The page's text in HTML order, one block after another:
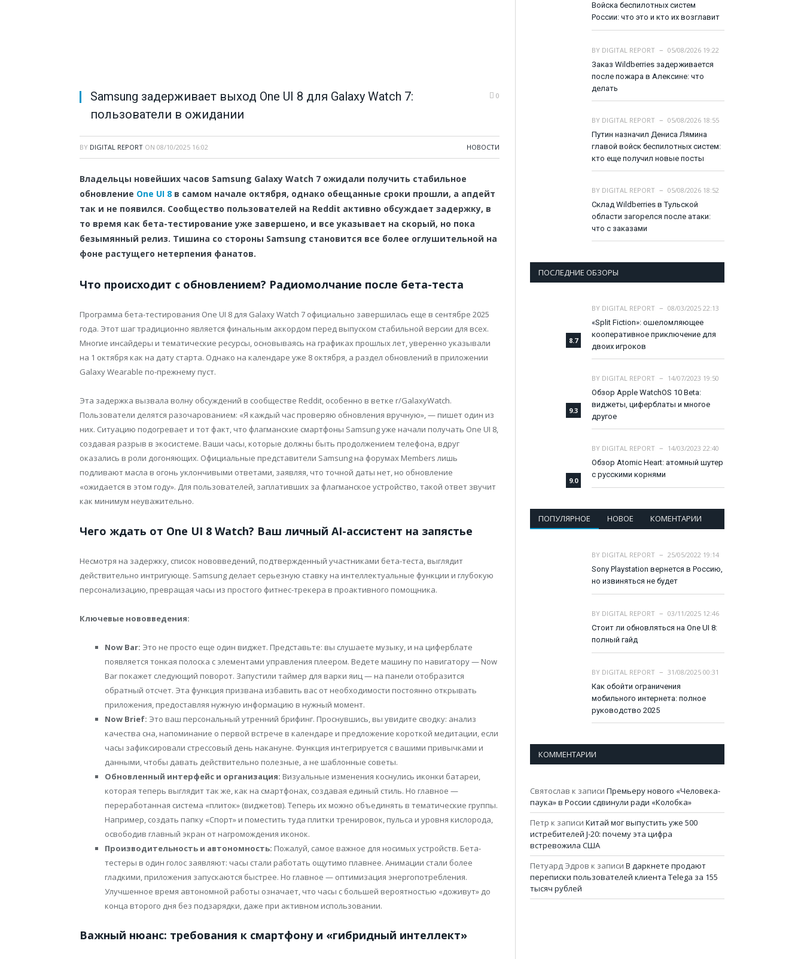
Samsung задерживает выход One UI 8 для Galaxy Watch 7:
пользователи в ожидании
0
BY DIGITAL REPORT ON 08/10/2025 16:02 НОВОСТИ
Владельцы новейших часов Samsung Galaxy Watch 7 ожидали получить стабильное
обновление One UI 8 в самом начале октября, однако обещанные сроки прошли, а апдейт
так и не появился. Сообщество пользователей на Reddit активно обсуждает задержку, в
то время как бета-тестирование уже завершено, и все указывает на скорый, но пока
безымянный релиз. Тишина со стороны Samsung становится все более оглушительной на
фоне растущего нетерпения фанатов.
Что происходит с обновлением? Радиомолчание после бета-теста
Программа бета-тестирования One UI 8 для Galaxy Watch 7 официально завершилась еще в сентябре 2025
года. Этот шаг традиционно является финальным аккордом перед выпуском стабильной версии для всех.
Многие инсайдеры и тематические ресурсы, основываясь на графиках прошлых лет, уверенно указывали
на 1 октября как на дату старта. Однако на календаре уже 8 октября, а раздел обновлений в приложении
Galaxy Wearable по-прежнему пуст.
Эта задержка вызвала волну обсуждений в сообществе Reddit, особенно в ветке r/GalaxyWatch.
Пользователи делятся разочарованием: «Я каждый час проверяю обновления вручную», — пишет один из
них. Ситуацию подогревает и тот факт, что флагманские смартфоны Samsung уже начали получать One UI 8,
создавая разрыв в экосистеме. Ваши часы, которые должны быть продолжением телефона, вдруг
оказались в роли догоняющих. Официальные представители Samsung на форумах Members лишь
подливают масла в огонь уклончивыми ответами, заявляя, что точной даты нет, но обновление
«ожидается в этом году». Для пользователей, заплативших за флагманское устройство, такой ответ звучит
как минимум неуважительно.
Чего ждать от One UI 8 Watch? Ваш личный AI-ассистент на запястье
Несмотря на задержку, список нововведений, подтвержденный участниками бета-теста, выглядит
действительно интригующе. Samsung делает серьезную ставку на интеллектуальные функции и глубокую
персонализацию, превращая часы из простого фитнес-трекера в проактивного помощника.
Ключевые нововведения:
Now Bar: Это не просто еще один виджет. Представьте: вы слушаете музыку, и на циферблате
появляется тонкая полоска с элементами управления плеером. Ведете машину по навигатору — Now
Bar покажет следующий поворот. Запустили таймер для варки яиц — на панели отобразится
обратный отсчет. Эта функция призвана избавить вас от необходимости постоянно открывать
приложения, предоставляя нужную информацию в нужный момент.
Now Brief: Это ваш персональный утренний брифинг. Проснувшись, вы увидите сводку: анализ
качества сна, напоминание о первой встрече в календаре и предложение короткой медитации, если
часы зафиксировали стрессовый день накануне. Функция интегрируется с вашими привычками и
данными, чтобы давать действительно полезные, а не шаблонные советы.
Обновленный интерфейс и организация: Визуальные изменения коснулись иконки батареи,
которая теперь выглядит так же, как на смартфонах, создавая единый стиль. Но главное —
переработанная система «плиток» (виджетов). Теперь их можно объединять в тематические группы.
Например, создать папку «Спорт» и поместить туда плитки тренировок, пульса и уровня кислорода,
освободив главный экран от нагромождения иконок.
Производительность и автономность: Пожалуй, самое важное для носимых устройств. Бета-
тестеры в один голос заявляют: часы стали работать ощутимо плавнее. Анимации стали более
гладкими, приложения запускаются быстрее. Но главное — оптимизация энергопотребления.
Улучшенное время автономной работы означает, что часы с большей вероятностью «доживут» до
конца второго дня без подзарядки, даже при активном использовании.
Важный нюанс: требования к смартфону и «гибридный интеллект»
Войска беспилотных систем
России: что это и кто их возглавит
BY DIGITAL REPORT
05/08/2026 19:22
Заказ Wildberries задерживается
после пожара в Алексине: что
делать
BY DIGITAL REPORT
05/08/2026 18:55
Путин назначил Дениса Лямина
главой войск беспилотных систем:
кто еще получил новые посты
BY DIGITAL REPORT
05/08/2026 18:52
Склад Wildberries в Тульской
области загорелся после атаки:
что с заказами
ПОСЛЕДНИЕ ОБЗОРЫ
8.7
BY DIGITAL REPORT
08/03/2025 22:13
«Split Fiction»: ошеломляющее
кооперативное приключение для
двоих игроков
9.3
BY DIGITAL REPORT
14/07/2023 19:50
Обзор Apple WatchOS 10 Beta:
виджеты, циферблаты и многое
другое
9.0
BY DIGITAL REPORT
14/03/2023 22:40
Обзор Atomic Heart: атомный шутер
с русскими корнями
ПОПУЛЯРНОЕ НОВОЕ КОМЕНТАРИИ
BY DIGITAL REPORT
25/05/2022 19:14
Sony Playstation вернется в Россию,
но извиняться не будет
BY DIGITAL REPORT
03/11/2025 12:46
Стоит ли обновляться на One UI 8:
полный гайд
BY DIGITAL REPORT
31/08/2025 00:31
Как обойти ограничения
мобильного интернета: полное
руководство 2025
КОММЕНТАРИИ
Святослав к записи Премьеру нового «Человека-
паука» в России сдвинули ради «Колобка»
Петр к записи Китай мог выпустить уже 500
истребителей J-20: почему эта цифра
встревожила США
Петуард Эдров к записи В даркнете продают
переписки пользователей клиента Telega за 155
тысяч рублей